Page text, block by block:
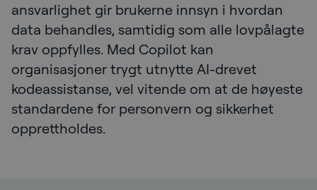
ansvarlighet gir brukerne innsyn i hvordan
data behandles, samtidig som alle lovpålagte
krav oppfylles. Med Copilot kan
organisasjoner trygt utnytte AI-drevet
kodeassistanse, vel vitende om at de høyeste
standardene for personvern og sikkerhet
opprettholdes.